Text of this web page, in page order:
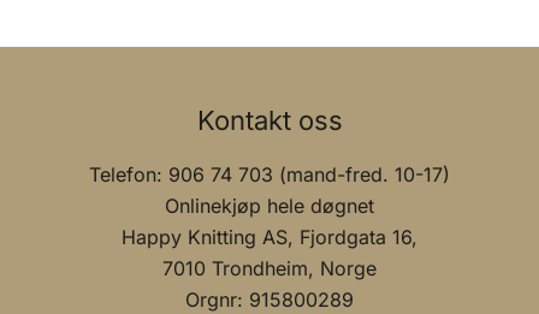
Kontakt oss
Telefon: 906 74 703 (mand-fred. 10-17)
Onlinekjøp hele døgnet
Happy Knitting AS, Fjordgata 16,
7010 Trondheim, Norge
Orgnr: 915800289